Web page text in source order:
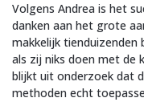
Volgens Andrea is het
danken aan het grote
makkelijk tienduizenden
als zij niks doen met de
blijkt uit onderzoek dat
methoden echt